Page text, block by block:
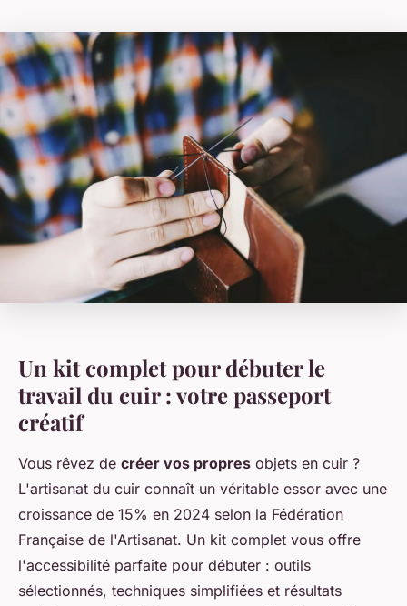
Un kit complet pour débuter le
travail du cuir : votre passeport
créatif
Vous rêvez de créer vos propres objets en cuir ?
L'artisanat du cuir connaît un véritable essor avec une
croissance de 15% en 2024 selon la Fédération
Française de l'Artisanat. Un kit complet vous offre
l'accessibilité parfaite pour débuter : outils
sélectionnés, techniques simplifiées et résultats